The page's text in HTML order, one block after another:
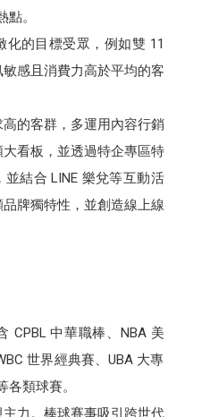
。
化的目標受眾，例如雙 11
感且消費力高於平均的客
的客群，多運用內容行銷
看板，並透過特企專區特
結合 LINE 樂兌等互動活
牌獨特性，並創造線上線
CPBL 中華職棒、NBA 美
世界經典賽、UBA 大專
類球賽。
力。棒球賽事吸引跨世代